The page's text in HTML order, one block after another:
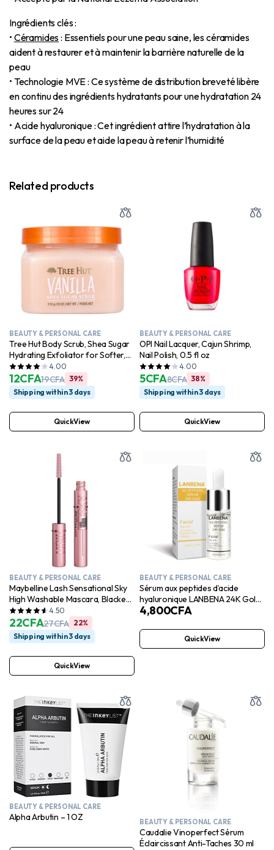
Ingrédients clés :
• Céramides: Essentiels pour une peau saine, les céramides
aident à restaurer et à maintenir la barrière naturelle de la
peau
• Technologie MVE: Ce système de distribution breveté libère
en continu des ingrédients hydratants pour une hydratation 24
heures sur 24
• Acide hyaluronique: Cet ingrédient attire l’hydratation à la
surface de la peau et aide la peau à retenir l’humidité
Related products
BEAUTY & PERSONAL CARE
Tree Hut Body Scrub, Shea Sugar
Hydrating Exfoliator for Softer,
Smoother Skin, Vanilla, 18 oz
4.00
19CFA
12CFA
39%
Shipping within 3 days
QuickView
BEAUTY & PERSONAL CARE
OPI Nail Lacquer, Cajun Shrimp,
Nail Polish, 0.5 fl oz
4.00
8CFA
5CFA
38%
Shipping within 3 days
QuickView
BEAUTY & PERSONAL CARE
Maybelline Lash Sensational Sky
High Washable Mascara, Blackest
Black
4.50
27CFA
22CFA
22%
Shipping within 3 days
QuickView
BEAUTY & PERSONAL CARE
Sérum aux peptides d’acide
hyaluronique LANBENA 24K Gold |
Essence anti-âge, anti-rides,
4,800CFA
QuickView
BEAUTY & PERSONAL CARE
Alpha Arbutin – 1 OZ BEAUTY & PERSONAL CARE
Caudalie Vinoperfect Sérum
Éclaircissant Anti-Taches 30 ml